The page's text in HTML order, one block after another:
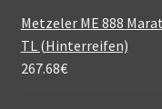
Metzeler ME 888
TL (Hinterreifen)
267.68€